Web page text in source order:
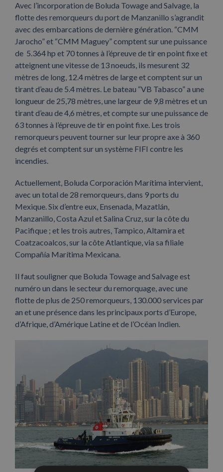
Avec l’incorporation de Boluda Towage and Salvage, la
flotte des remorqueurs du port de Manzanillo s’agrandit
avec des embarcations de dernière génération. “CMM
Jarocho” et “CMM Maguey” comptent sur une puissance
de 5.364 hp et 70 tonnes à l’épreuve de tir en point fixe et
atteignent une vitesse de 13 noeuds, ils mesurent 32
mètres de long, 12.4 mètres de large et comptent sur un
tirant d’eau de 5.4 mètres. Le bateau “VB Tabasco” a une
longueur de 25,78 mètres, une largeur de 9,8 mètres et un
tirant d’eau de 4,6 mètres, et compte sur une puissance de
63 tonnes à l’épreuve de tir en point fixe. Les trois
remorqueurs peuvent tourner sur leur propre axe à 360
degrés et comptent sur un système FIFI contre les
incendies.
Actuellement, Boluda Corporación Marítima intervient,
avec un total de 28 remorqueurs, dans 9 ports du
Mexique. Six d’entre eux, Ensenada, Mazatlán,
Manzanillo, Costa Azul et Salina Cruz, sur la côte du
Pacifique ; et les trois autres, Tampico, Altamira et
Coatzacoalcos, sur la côte Atlantique, via sa filiale
Compañía Marítima Mexicana.
Il faut souligner que Boluda Towage and Salvage est
numéro un dans le secteur du remorquage, avec une
flotte de plus de 250 remorqueurs, 130.000 services par
an et une présence dans les principaux ports d’Europe,
d’Afrique, d’Amérique Latine et de l’Océan Indien.